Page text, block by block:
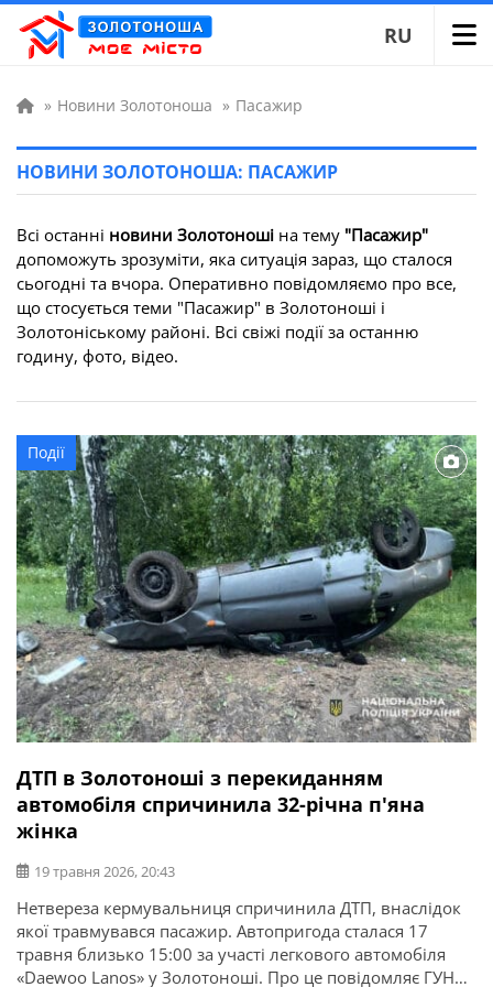
RU
» Новини Золотоноша » Пасажир
НОВИНИ ЗОЛОТОНОША: ПАСАЖИР
Всі останні новини Золотоноші на тему "Пасажир"
допоможуть зрозуміти, яка ситуація зараз, що сталося
сьогодні та вчора. Оперативно повідомляємо про все,
що стосується теми "Пасажир" в Золотоноші і
Золотоніському районі. Всі свіжі події за останню
годину, фото, відео.
Події
ДТП в Золотоноші з перекиданням
автомобіля спричинила 32-річна п'яна
жінка
19 травня 2026, 20:43
Нетвереза кермувальниця спричинила ДТП, внаслідок
якої травмувався пасажир. Автопригода сталася 17
травня близько 15:00 за участі легкового автомобіля
«Daewoo Lanos» у Золотоноші. Про це повідомляє ГУНП